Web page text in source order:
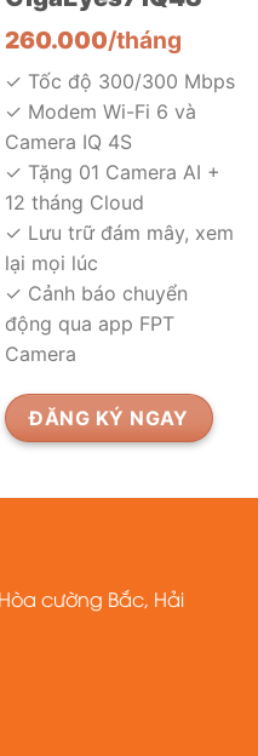
260.000/tháng
✓ Tốc độ 300/300 Mbps
✓ Modem Wi-Fi 6 và
Camera IQ 4S
✓ Tặng 01 Camera AI +
12 tháng Cloud
✓ Lưu trữ đám mây, xem
lại mọi lúc
✓ Cảnh báo chuyển
động qua app FPT
Camera
ĐĂNG KÝ NGAY
cường Bắc, Hải